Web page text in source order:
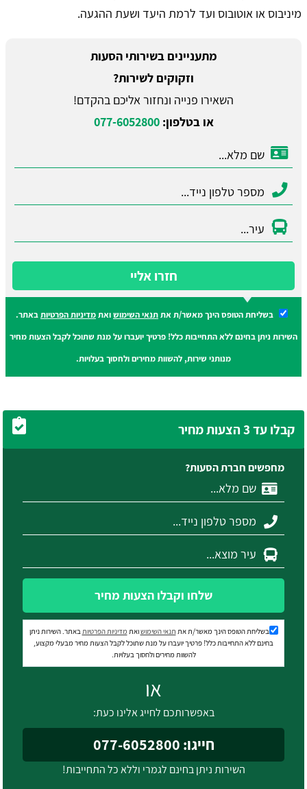
מיניבוס או אוטובוס ועד לרמת היעד ושעת ההגעה.
מתעניינים בשירותי הסעות
וזקוקים לשירות?
השאירו פנייה ונחזור אליכם בהקדם!
או בטלפון:077-6052800
חזרו אליי
בשליחת הטופס הינך מאשר/ת אתתנאי השימושואתמדיניות הפרטיותבאתר.
השירות ניתן בחינם ללא התחייבות כלל! פרטיך יועברו על מנת שתוכל לקבל הצעות מחיר
מנותני שירות, להשוות מחירים ולחסוך בעלויות.
קבלו עד 3 הצעות מחיר
מחפשים חברת הסעות?
שלחו וקבלו הצעות מחיר
בשליחת הטופס הינך מאשר/ת את תנאי השימושואת מדיניות הפרטיותבאתר. השירות ניתן
בחינם ללא התחייבות כלל! פרטיך יועברו על מנת שתוכל לקבל הצעות מחיר מבעלי מקצוע,
להשוות מחירים ולחסוך בעלויות.
או
באפשרותכם לחייג אלינו כעת:
חייגו: 077-6052800
השירות ניתן בחינם לגמרי וללא כל התחייבות!